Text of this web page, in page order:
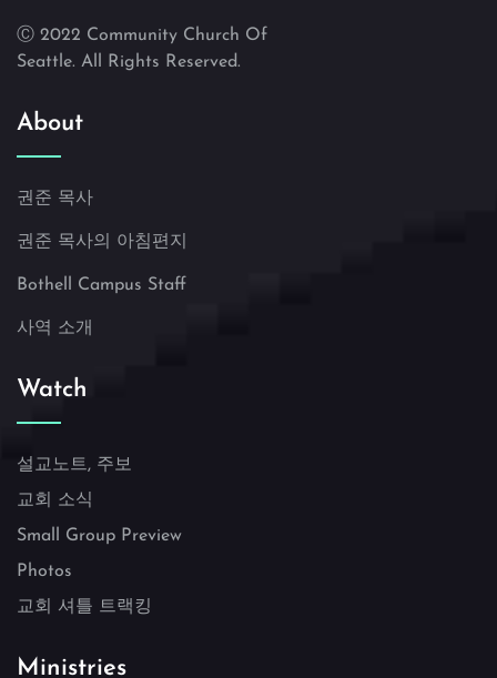
Ⓒ 2022 Community Church Of
Seattle. All Rights Reserved.
About
권준 목사
권준 목사의 아침편지
Bothell Campus Staff
사역 소개
Watch
설교노트, 주보
교회 소식
Small Group Preview
Photos
교회 셔틀 트랙킹
Ministries